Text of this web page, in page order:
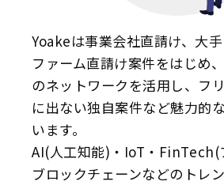
Yoakeは事業会社直請け、大
ファーム直請け案件をはじめ
のネットワークを活用し、フ
に出ない独自案件など魅力的
います。
AI(人工知能)・IoT・FinTech(
ブロックチェーンなどのトレ